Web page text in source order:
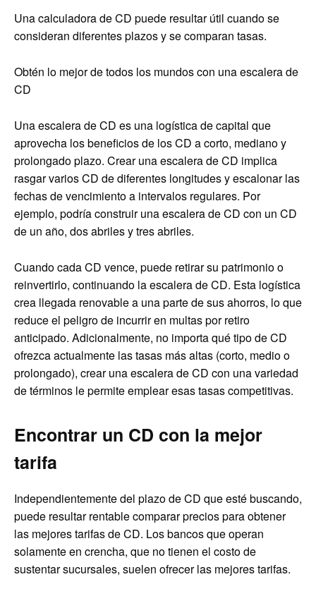
Una calculadora de CD puede resultar útil cuando se
consideran diferentes plazos y se comparan tasas.
Obtén lo mejor de todos los mundos con una escalera de
CD
Una escalera de CD es una logística de capital que
aprovecha los beneficios de los CD a corto, mediano y
prolongado plazo. Crear una escalera de CD implica
rasgar varios CD de diferentes longitudes y escalonar las
fechas de vencimiento a intervalos regulares. Por
ejemplo, podría construir una escalera de CD con un CD
de un año, dos abriles y tres abriles.
Cuando cada CD vence, puede retirar su patrimonio o
reinvertirlo, continuando la escalera de CD. Esta logística
crea llegada renovable a una parte de sus ahorros, lo que
reduce el peligro de incurrir en multas por retiro
anticipado. Adicionalmente, no importa qué tipo de CD
ofrezca actualmente las tasas más altas (corto, medio o
prolongado), crear una escalera de CD con una variedad
de términos le permite emplear esas tasas competitivas.
Encontrar un CD con la mejor
tarifa
Independientemente del plazo de CD que esté buscando,
puede resultar rentable comparar precios para obtener
las mejores tarifas de CD. Los bancos que operan
solamente en crencha, que no tienen el costo de
sustentar sucursales, suelen ofrecer las mejores tarifas.